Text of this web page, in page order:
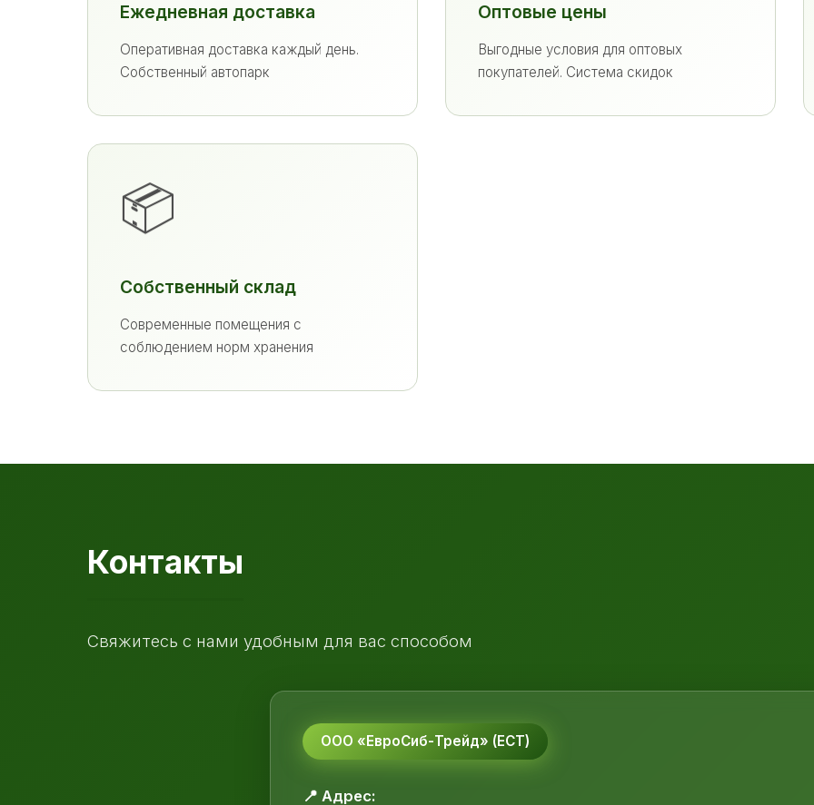
Ежедневная доставка
Оперативная доставка каждый день.
Собственный автопарк
Оптовые цены
Выгодные условия для оптовых
покупателей. Система скидок
📦
Собственный склад
Современные помещения с
соблюдением норм хранения
Контакты
Свяжитесь с нами удобным для вас способом
ООО «ЕвроСиб-Трейд» (ЕСТ)
📍 Адрес: